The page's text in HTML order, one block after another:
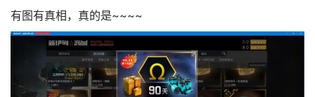
有图有真相，真的是~~~~